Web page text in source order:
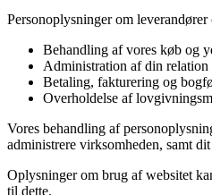
Personoplysninger om
Behandling af vores køb og
Administration af din relation
Betaling, fakturering og
Overholdelse af
Vores behandling af
administrere virksomheden, samt
Oplysninger om brug af websitet
til dette.